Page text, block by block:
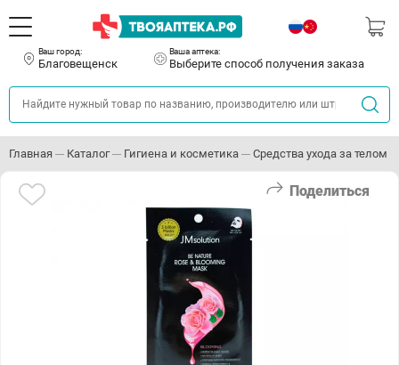
Ваш город:
Благовещенск
Ваша аптека:
Выберите способ получения заказа
Главная Каталог Гигиена и косметика Средства ухода за телом
Поделиться